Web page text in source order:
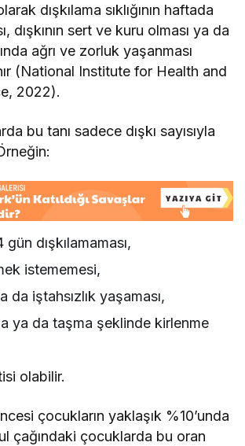
dışkılama sıklığının haftada
dışkının sert ve kuru olması ya da
ağrı ve zorluk yaşanması
(National Institute for Health and
2022).
bu tanı sadece dışkı sayısıyla
dışkılamaması,
istememesi,
da iştahsızlık yaşaması,
ya da taşma şeklinde kirlenme
olabilir.
çocukların yaklaşık %10’unda
çağındaki çocuklarda bu oran